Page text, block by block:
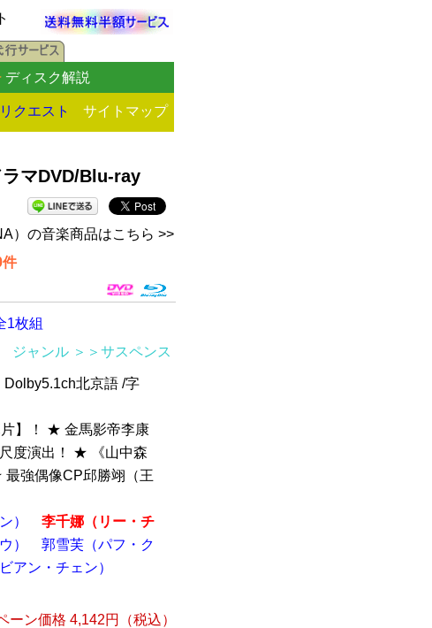
ディスク解説
リクエスト サイトマップ
マDVD/Blu-ray
）の音楽商品はこちら >>
1枚組
ジャンル ＞＞サスペンス
Dolby5.1ch北京語 /字
】！ ★ 金馬影帝李康
度演出！ ★ 《山中森
強偶像CP邱勝翊（王
）
李千娜（リー・チ
）
郭雪芙（パフ・ク
アン・チェン）
ーン価格 4,142円（税込）